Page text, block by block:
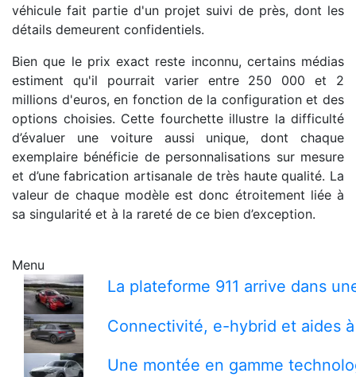
véhicule fait partie d'un projet suivi de près, dont les
détails demeurent confidentiels.
Bien que le prix exact reste inconnu, certains médias
estiment qu'il pourrait varier entre 250 000 et 2
millions d'euros, en fonction de la configuration et des
options choisies. Cette fourchette illustre la difficulté
d’évaluer une voiture aussi unique, dont chaque
exemplaire bénéficie de personnalisations sur mesure
et d’une fabrication artisanale de très haute qualité. La
valeur de chaque modèle est donc étroitement liée à
sa singularité et à la rareté de ce bien d’exception.
Menu
La plateforme 911 arrive dans
Connectivité, e-hybrid et aides
Une montée en gamme